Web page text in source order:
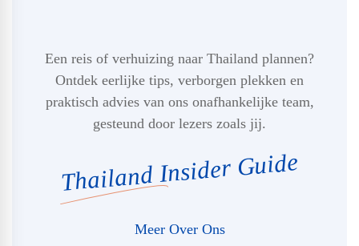
Een reis of verhuizing naar Thailand plannen?
Ontdek eerlijke tips, verborgen plekken en
praktisch advies van ons onafhankelijke team,
gesteund door lezers zoals jij.
Thailand Insider Guide
Meer Over Ons